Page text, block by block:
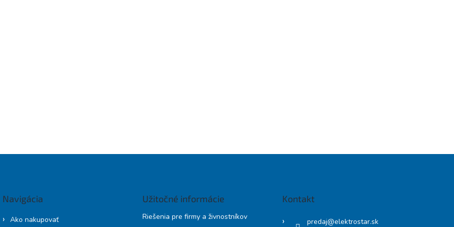
Navigácia
Ako nakupovať
Užitočné informácie
Riešenia pre firmy a živnostníkov
Kontakt
predaj@elektrostar.sk